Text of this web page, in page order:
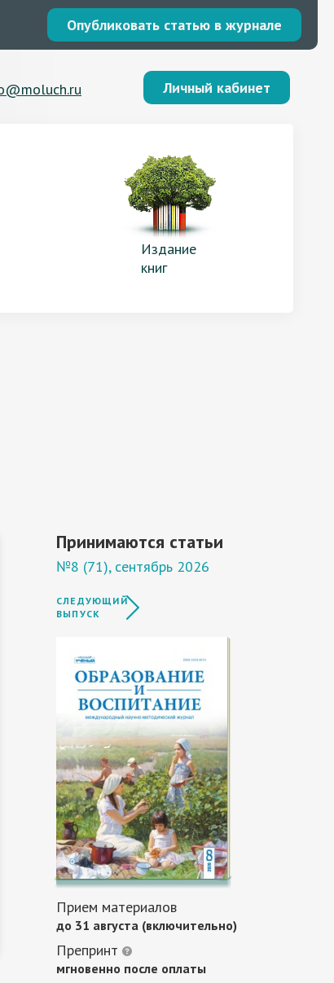
Опубликовать статью в журнале
Личный кабинет
Издание
книг
Принимаются статьи
№8 (71), сентябрь 2026
СЛЕДУЮЩИЙ
ВЫПУСК
Прием материалов
до 31 августа (включительно)
Препринт
мгновенно после оплаты